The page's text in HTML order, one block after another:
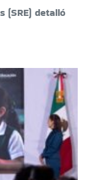
(SRE) detalló